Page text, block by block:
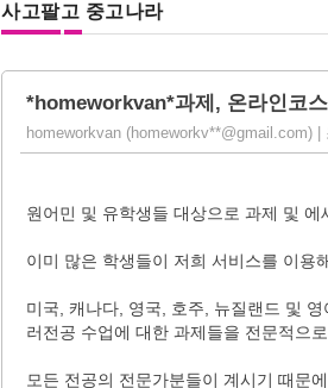
사고팔고 중고나라
*homeworkvan*과제, 온라인코
homeworkvan (homeworkv**@gmail.com)
원어민 및 유학생들 대상으로 과제 및
이미 많은 학생들이 저희 서비스를 이용
미국, 캐나다, 영국, 호주, 뉴질랜드 및
러전공 수업에 대한 과제들을 전문적으
모든 전공의 전문가분들이 계시기 때문